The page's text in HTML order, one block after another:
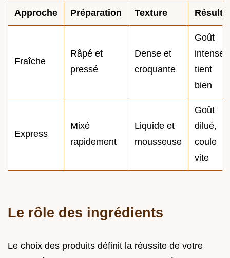
Approche Préparation Texture
Fraîche
Râpé et
pressé
Dense et
croquante
Goût
intense,
tient
bien
Express
Mixé
rapidement
Liquide et
mousseuse
Goût
dilué,
coule
vite
Le rôle des ingrédients
Le choix des produits définit la réussite de votre